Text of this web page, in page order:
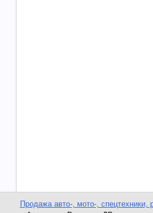
Продажа авто-, мото-, спецтехники,